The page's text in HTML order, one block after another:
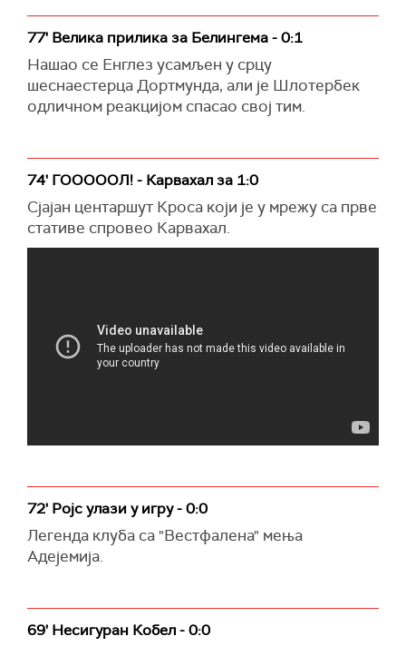
77' Велика прилика за Белингема - 0:1
Нашао се Енглез усамљен у срцу
шеснаестерца Дортмунда, али је Шлотербек
одличном реакцијом спасао свој тим.
74' ГОООООЛ! - Карвахал за 1:0
Сјајан центаршут Кроса који је у мрежу са прве
стативе спровео Карвахал.
72' Ројс улази у игру - 0:0
Легенда клуба са "Вестфалена" мења
Адејемија.
69' Несигуран Кобел - 0:0